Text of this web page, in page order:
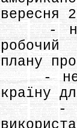
вересня
-
робочий
плану
-
країну
-